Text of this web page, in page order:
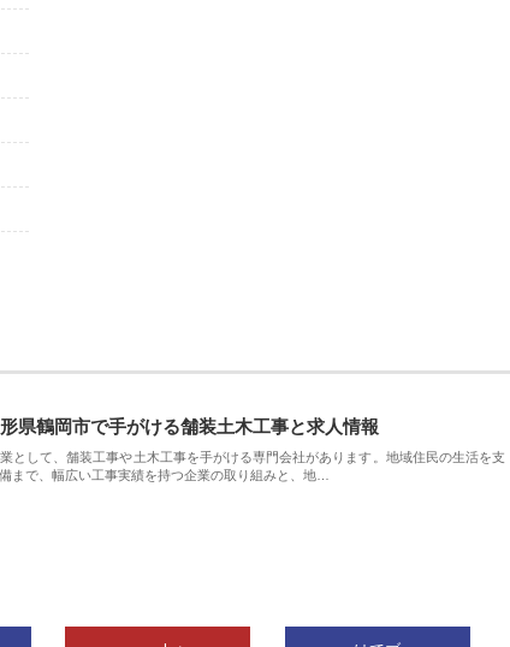
県鶴岡市で手がける舗装土木工事と求人情報
として、舗装工事や土木工事を手がける専門会社があります。地域住民の生活を支
まで、幅広い工事実績を持つ企業の取り組みと、地…